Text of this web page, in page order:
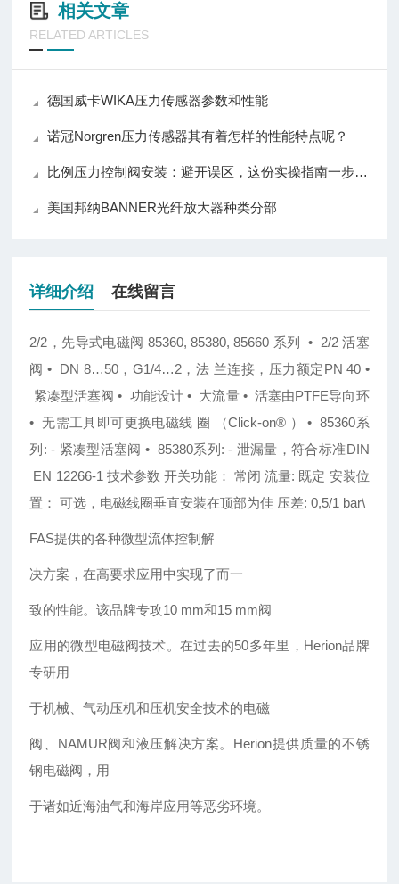
相关文章
RELATED ARTICLES
德国威卡WIKA压力传感器参数和性能
诺冠Norgren压力传感器其有着怎样的性能特点呢？
比例压力控制阀安装：避开误区，这份实操指南一步到位！
美国邦纳BANNER光纤放大器种类分部
详细介绍 在线留言
2/2 ，先导式电磁阀 85360, 85380, 85660 系列• 2/2活塞
阀• DN 8…50， G1/4…2，法 兰连接，压力额定PN 40 •
紧凑型活塞阀• 功能设计• 大流量 • 活塞由PTFE导向环
•无需工具即可更换电磁线 圈 （Click-on® ）• 85360系
列 : - 紧凑型活塞阀• 85380系列 : - 泄漏量，符合标准DIN
EN 12266-1 技术参数 开关功能：常闭流量: 既定 安装位
置：可选，电磁线圈垂直安装在顶部为佳 压差:0,5/1 bar\
FAS提供的各种微型流体控制解
决方案，在高要求应用中实现了而一
致的性能。该品牌专攻10 mm和15 mm阀
应用的微型电磁阀技术。在过去的50多年里，Herion品牌
专研用
于机械、气动压机和压机安全技术的电磁
阀、NAMUR阀和液压解决方案。Herion提供质量的不锈
钢电磁阀，用
于诸如近海油气和海岸应用等恶劣环境。